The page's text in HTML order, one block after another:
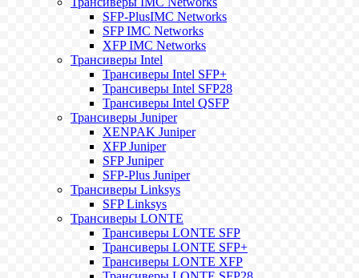
SFP-PlusIMC Networks
SFP IMC Networks
XFP IMC Networks
Трансиверы Intel
Трансиверы Intel SFP+
Трансиверы Intel SFP28
Трансиверы Intel QSFP
Трансиверы Juniper
XENPAK Juniper
XFP Juniper
SFP Juniper
SFP-Plus Juniper
Трансиверы Linksys
SFP Linksys
Трансиверы LONTE
Трансиверы LONTE SFP
Трансиверы LONTE SFP+
Трансиверы LONTE XFP